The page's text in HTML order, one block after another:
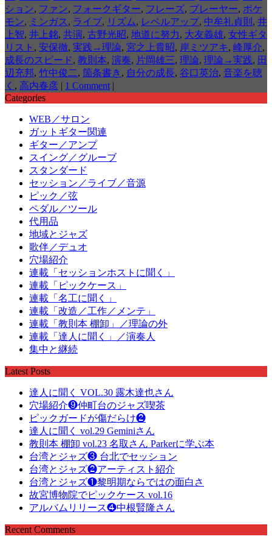
ション, ファン, フォークギター, フレーズ, プレーヤー, ポケ
モン, ミンガス , ライブ, リズム, レベルアップ, 中牟礼貞則 , 井
上智, 井上銘, 共演, 古野光昭, 地道に努力, 大友義雄, 女性ギタ
リスト , 安保徹, 実践→理論, 宮之上貴昭, 岸ミツアキ, 峰厚介,
成長のスピード, 教則本, 演奏, 片岡雄三, 理論, 理論→実践, 田
辺充邦, 竹中俊二, 箇条書き , 自分の成長, 谷口英治, 音楽を聴
く , 高内春彦 | 1 Comment |
Categories
WEB／サロン
ガットギター関連
ギター／アンプ
スイング／グルーブ
スタンダード
セッション／ライブ／音源
ピック／弦
ペダル／ツール
代用品
地域とジャズ
歌伴／デュオ
穴場紹介
連載「セッションホストに聞く」
連載「ピックケース」
連載「名工に聞く」
連載「改造／工作／メンテ」
連載「教則本 棚卸」／理論の外
連載「達人に聞く」／演奏人
集中と継続
Latest Posts
達人に聞く VOL.30 露木達也さん
穴場紹介❾仲町台のジャズ喫茶
ピックガードが傷だらけ❷
達人に聞く vol.29 Geminiさん
教則本 棚卸 vol.23 名取さん Parkerに学ぶ本
台湾とジャズ❸ 台北でセッション
台湾とジャズ❷アーティスト紹介
台湾とジャズ❶黎明期ならではの面白さ
故宮博物院でピックケース vol.16
アルバムリリース❹中根賢隆さん
Recent Comments